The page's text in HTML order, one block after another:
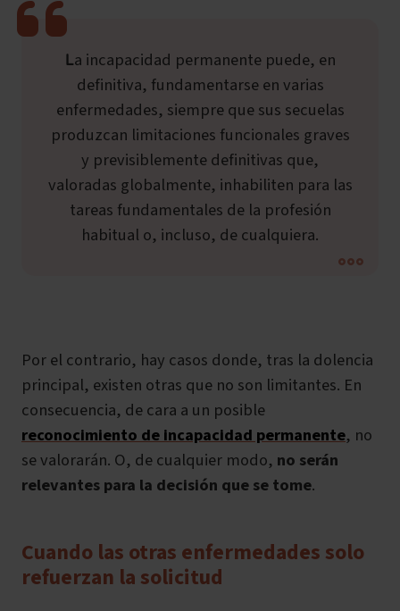
La incapacidad permanente puede, en
definitiva, fundamentarse en varias
enfermedades, siempre que sus secuelas
produzcan limitaciones funcionales graves
y previsiblemente definitivas que,
valoradas globalmente, inhabiliten para las
tareas fundamentales de la profesión
habitual o, incluso, de cualquiera.
Por el contrario, hay casos donde, tras la dolencia
principal, existen otras que no son limitantes. En
consecuencia, de cara a un posible
reconocimiento de incapacidad permanente, no
se valorarán. O, de cualquier modo, no serán
relevantes para la decisión que se tome.
Cuando las otras enfermedades solo
refuerzan la solicitud